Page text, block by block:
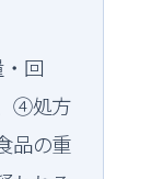
回
④処方
品の重